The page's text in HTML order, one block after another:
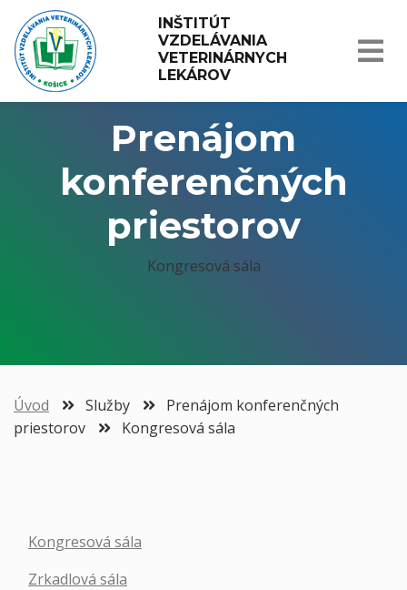
INŠTITÚT
VZDELÁVANIA
VETERINÁRNYCH
LEKÁROV
Prenájom
konferenčných
priestorov
Kongresová sála
Úvod Služby
Prenájom konferenčných
priestorov
Kongresová sála
Kongresová sála
Zrkadlová sála